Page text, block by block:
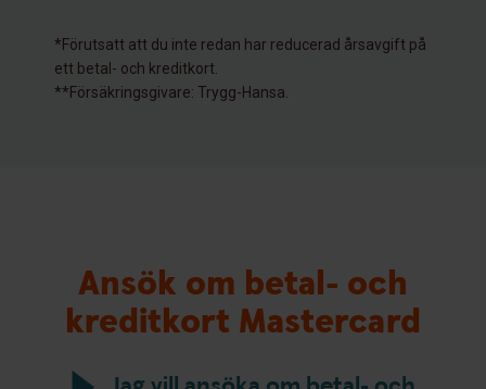
*Förutsatt att du inte redan har reducerad årsavgift på
ett betal- och kreditkort.
**Försäkringsgivare: Trygg-Hansa.
Ansök om betal- och
kreditkort Mastercard